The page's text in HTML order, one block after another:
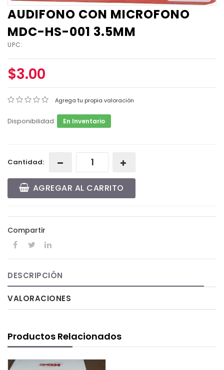
AUDIFONO CON MICROFONO
MDC-HS-001 3.5MM
UPC:
$3.00
Agrega tu propia valoración
Disponibilidad: En Inventario
Cantidad:
AGREGAR AL CARRITO
Compartir
DESCRIPCIÓN
VALORACIONES
Productos Relacionados